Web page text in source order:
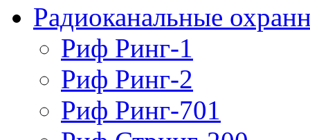
Радиоканальные
Риф Ринг-1
Риф Ринг-2
Риф Ринг-701